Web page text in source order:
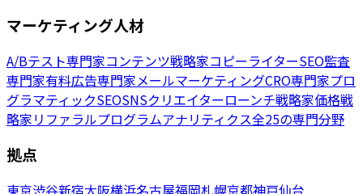
マーケティング人材
A/Bテスト専門家コンテンツ戦略家コピーライターSEO監査
専門家有料広告専門家メールマーケティングCRO専門家プロ
グラマティックSEOSNSクリエイターローンチ戦略家価格戦
略家リファラルプログラムアナリティクス全25の専門分野
拠点
東京渋谷新宿大阪横浜名古屋福岡札幌京都神戸仙台